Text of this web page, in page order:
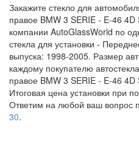
Закажите стекло для
правое BMW 3 SERIE - E-46
компании AutoGlassWorld по
стекла для установки -
выпуска: 1998-2005. Размер
каждому покупателю
правое BMW 3 SERIE - E-46 4D
Итоговая цена установки при
Ответим на любой ваш вопрос
30.